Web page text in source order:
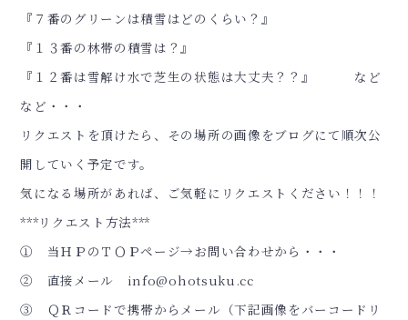
『７番のグリーンは積雪はどのくらい？』
『１３番の林帯の積雪は？』
『１２番は雪解け水で芝生の状態は大丈夫？？』 など
など・・・
リクエストを頂けたら、その場所の画像をブログにて順次公
開していく予定です。
気になる場所があれば、ご気軽にリクエストください！！！
***リクエスト方法***
① 当ＨＰのＴＯＰページ→お問い合わせから・・・
② 直接メール info@ohotsuku.cc
③ ＱＲコードで携帯からメール（下記画像をバーコードリ